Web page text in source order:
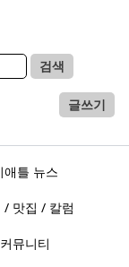
검색
글쓰기
애틀 뉴스
/ 맛집 / 칼럼
커뮤니티